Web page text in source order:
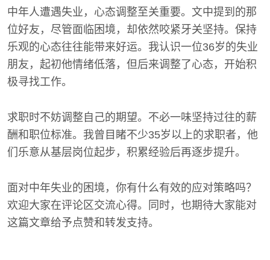
中年人遭遇失业，心态调整至关重要。文中提到的那
位好友，尽管面临困境，却依然咬紧牙关坚持。保持
乐观的心态往往能带来好运。我认识一位36岁的失业
朋友，起初他情绪低落，但后来调整了心态，开始积
极寻找工作。
求职时不妨调整自己的期望。不必一味坚持过往的薪
酬和职位标准。我曾目睹不少35岁以上的求职者，他
们乐意从基层岗位起步，积累经验后再逐步提升。
面对中年失业的困境，你有什么有效的应对策略吗？
欢迎大家在评论区交流心得。同时，也期待大家能对
这篇文章给予点赞和转发支持。